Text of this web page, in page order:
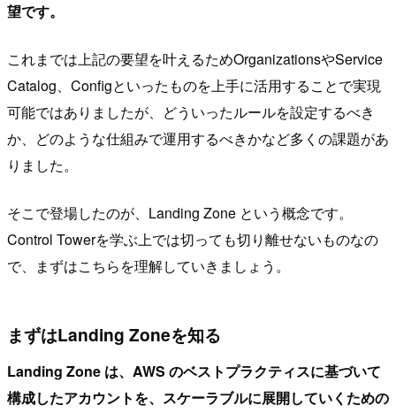
望です。
これまでは上記の要望を叶えるためOrganizationsやService
Catalog、Configといったものを上手に活用することで実現
可能ではありましたが、どういったルールを設定するべき
か、どのような仕組みで運用するべきかなど多くの課題があ
りました。
そこで登場したのが、Landing Zone という概念です。
Control Towerを学ぶ上では切っても切り離せないものなの
で、まずはこちらを理解していきましょう。
まずはLanding Zoneを知る
Landing Zone は、AWS のベストプラクティスに基づいて
構成したアカウントを、スケーラブルに展開していくための